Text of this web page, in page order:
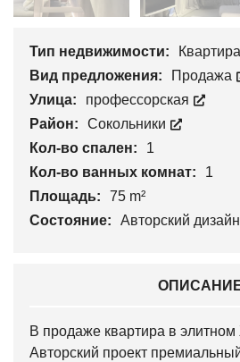
Тип недвижимости:
Квартира
Вид предложения:
Продажа
Улица:
профессорская
Район:
Сокольники
Кол-во спален:
1
Кол-во ванных комнат:
1
Площадь:
75 m²
Состояние:
Авторский дизайн
В продаже квартира в
Авторский проект